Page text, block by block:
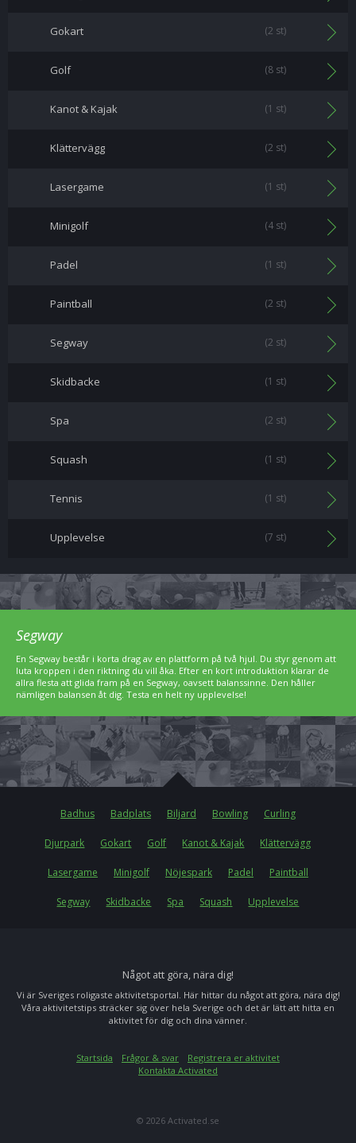
Gokart (2 st)
Golf (8 st)
Kanot & Kajak (1 st)
Klättervägg (2 st)
Lasergame (1 st)
Minigolf (4 st)
Padel (1 st)
Paintball (2 st)
Segway (2 st)
Skidbacke (1 st)
Spa (2 st)
Squash (1 st)
Tennis (1 st)
Upplevelse (7 st)
Segway
En Segway består i korta drag av en plattform på två hjul. Du styr genom att
luta kroppen i den riktning du vill åka. Efter en kort introduktion klarar de
allra flesta att glida fram på en Segway, oavsett balanssinne. Den håller
nämligen balansen åt dig. Testa en helt ny upplevelse!
Badhus Badplats Biljard Bowling Curling
Djurpark Gokart Golf Kanot & Kajak Klättervägg
Lasergame Minigolf Nöjespark Padel Paintball
Segway Skidbacke Spa Squash Upplevelse
Något att göra, nära dig!
Vi är Sveriges roligaste aktivitetsportal. Här hittar du något att göra, nära dig!
Våra aktivitetstips sträcker sig över hela Sverige och det är lätt att hitta en
aktivitet för dig och dina vänner.
Startsida Frågor & svar
Registrera er aktivitet
Kontakta Activated
© 2026 Activated.se